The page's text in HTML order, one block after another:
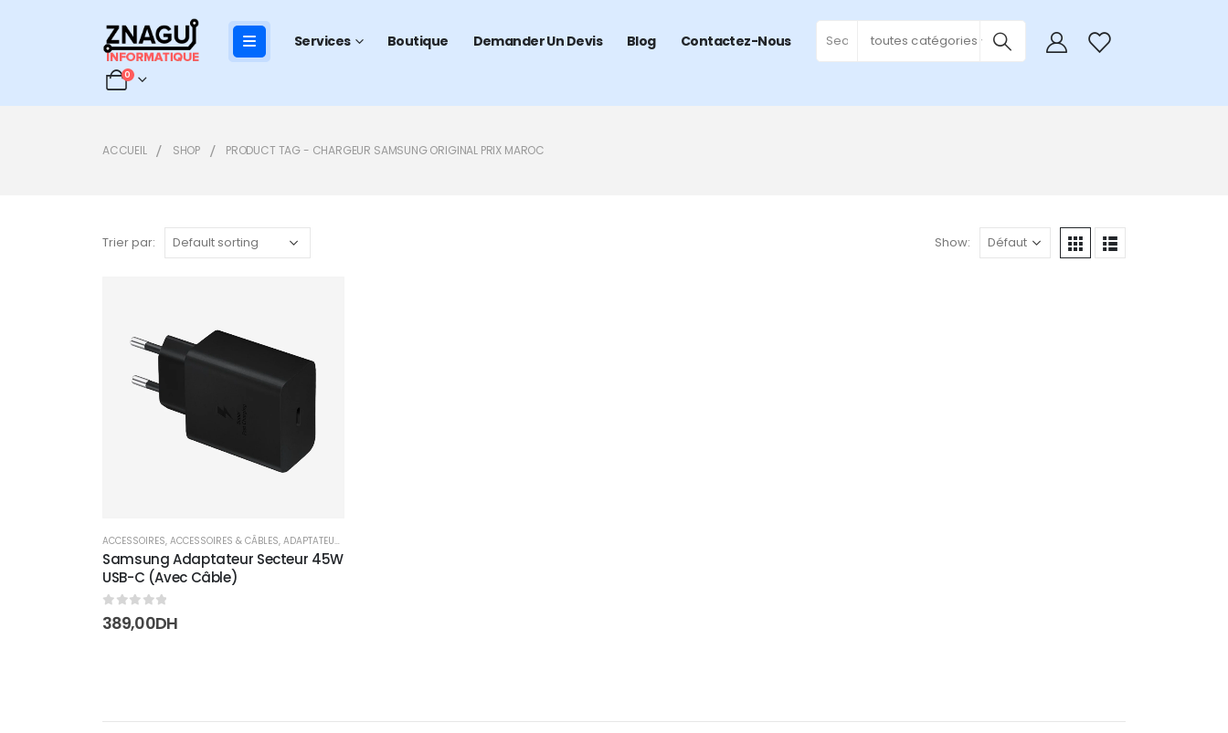
Services Boutique Demander Un Devis Blog Contactez-Nous toutes catégories 0
0
ACCUEIL SHOP PRODUCT TAG - CHARGEUR SAMSUNG ORIGINAL PRIX MAROC
Trier par: Show:
wishlist
ACCESSOIRES, ACCESSOIRES & CÂBLES, ADAPTATEURS
Samsung Adaptateur Secteur 45W
USB-C (Avec Câble)
0 sur 5
389,00DH